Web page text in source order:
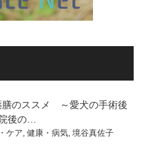
膳のススメ ～愛犬の手術後
後の…
ケア 健康・病気 境谷真佐子